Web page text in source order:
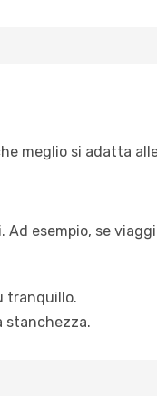
meglio si adatta
esempio, se
tranquillo.
stanchezza.